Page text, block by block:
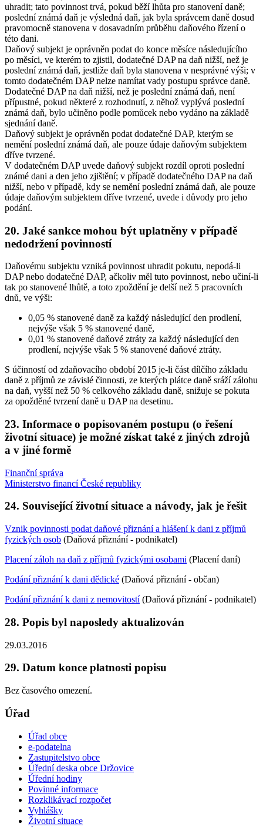
uhradit; tato povinnost trvá, pokud běží lhůta pro stanovení daně;
poslední známá daň je výsledná daň, jak byla správcem daně dosud
pravomocně stanovena v dosavadním průběhu daňového řízení o
této dani.
Daňový subjekt je oprávněn podat do konce měsíce následujícího
po měsíci, ve kterém to zjistil, dodatečné DAP na daň nižší, než je
poslední známá daň, jestliže daň byla stanovena v nesprávné výši; v
tomto dodatečném DAP nelze namítat vady postupu správce daně.
Dodatečné DAP na daň nižší, než je poslední známá daň, není
přípustné, pokud některé z rozhodnutí, z něhož vyplývá poslední
známá daň, bylo učiněno podle pomůcek nebo vydáno na základě
sjednání daně.
Daňový subjekt je oprávněn podat dodatečné DAP, kterým se
nemění poslední známá daň, ale pouze údaje daňovým subjektem
dříve tvrzené.
V dodatečném DAP uvede daňový subjekt rozdíl oproti poslední
známé dani a den jeho zjištění; v případě dodatečného DAP na daň
nižší, nebo v případě, kdy se nemění poslední známá daň, ale pouze
údaje daňovým subjektem dříve tvrzené, uvede i důvody pro jeho
podání.
20. Jaké sankce mohou být uplatněny v případě
nedodržení povinností
Daňovému subjektu vzniká povinnost uhradit pokutu, nepodá-li
DAP nebo dodatečné DAP, ačkoliv měl tuto povinnost, nebo učiní-li
tak po stanovené lhůtě, a toto zpoždění je delší než 5 pracovních
dnů, ve výši:
0,05 % stanovené daně za každý následující den prodlení,
nejvýše však 5 % stanovené daně,
0,01 % stanovené daňové ztráty za každý následující den
prodlení, nejvýše však 5 % stanovené daňové ztráty.
S účinností od zdaňovacího období 2015 je-li část dílčího základu
daně z příjmů ze závislé činnosti, ze kterých plátce daně sráží zálohu
na daň, vyšší než 50 % celkového základu daně, snižuje se pokuta
za opožděné tvrzení daně u DAP na desetinu.
23. Informace o popisovaném postupu (o řešení
životní situace) je možné získat také z jiných zdrojů
a v jiné formě
Finanční správa
Ministerstvo financí České republiky
24. Související životní situace a návody, jak je řešit
Vznik povinnosti podat daňové přiznání a hlášení k dani z příjmů
fyzických osob (Daňová přiznání - podnikatel)
Placení záloh na daň z příjmů fyzickými osobami (Placení daní)
Podání přiznání k dani dědické (Daňová přiznání - občan)
Podání přiznání k dani z nemovitostí(Daňová přiznání - podnikatel)
28. Popis byl naposledy aktualizován
29.03.2016
29. Datum konce platnosti popisu
Bez časového omezení.
Úřad
Úřad obce
e-podatelna
Zastupitelstvo obce
Úřední deska obce Držovice
Úřední hodiny
Povinné informace
Rozklikávací rozpočet
Vyhlášky
Životní situace